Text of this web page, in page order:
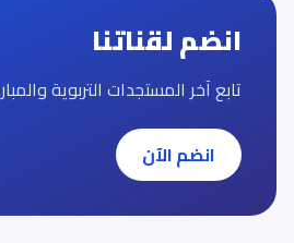
انضم لقناتنا
تابع آخر المستجدات التربوية
انضم الآن